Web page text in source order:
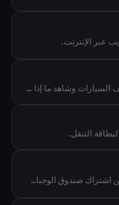
عبر الإنترنت.
احسب التكلفة السنوية واليومية لاشتراك مواقف السيارات وشاهد ما إذا كان يستحق السعر.
التنقل.
احسب السعر الدقيق لكل شخص لكل وجبة من اشتراك صندوق الوجبات الأسبوعي.